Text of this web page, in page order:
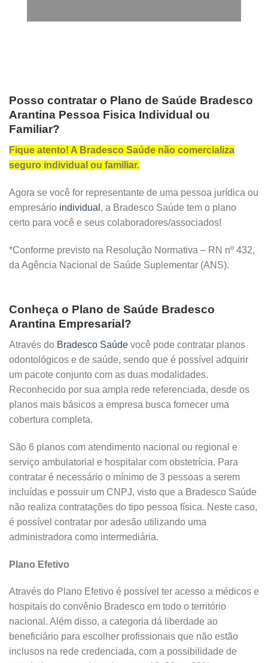
Posso contratar o Plano de Saúde Bradesco
Arantina Pessoa Fisica Individual ou
Familiar?
Fique atento! A Bradesco Saúde não comercializa
seguro individual ou familiar.
Agora se você for representante de uma pessoa jurídica ou
empresário individual , a Bradesco Saúde tem o plano
certo para você e seus colaboradores/associados!
*Conforme previsto na Resolução Normativa – RN nº 432,
da Agência Nacional de Saúde Suplementar (ANS).
Conheça o Plano de Saúde Bradesco
Arantina Empresarial?
Através do Bradesco Saúde você pode contratar planos
odontológicos e de saúde, sendo que é possível adquirir
um pacote conjunto com as duas modalidades.
Reconhecido por sua ampla rede referenciada, desde os
planos mais básicos a empresa busca fornecer uma
cobertura completa.
São 6 planos com atendimento nacional ou regional e
serviço ambulatorial e hospitalar com obstetrícia. Para
contratar é necessário o mínimo de 3 pessoas a serem
incluídas e possuir um CNPJ, visto que a Bradesco Saúde
não realiza contratações do tipo pessoa física. Neste caso,
é possível contratar por adesão utilizando uma
administradora como intermediária.
Plano Efetivo
Através do Plano Efetivo é possível ter acesso a médicos e
hospitais do convênio Bradesco em todo o território
nacional. Além disso, a categoria dá liberdade ao
beneficiário para escolher profissionais que não estão
inclusos na rede credenciada, com a possibilidade de